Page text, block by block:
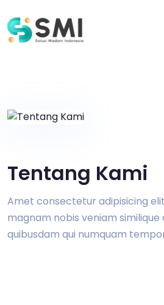
Tentang Kami
Amet consectetur adipisicing
magnam nobis veniam
quibusdam qui numquam